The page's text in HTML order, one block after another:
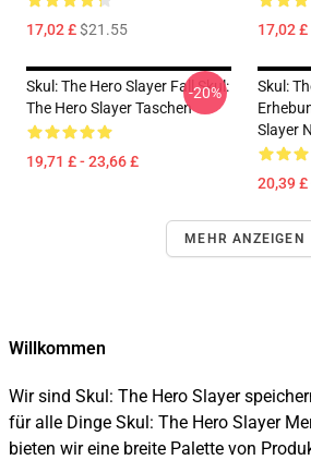
17,02 £$21.55 17,02 £
Skul: The Hero Slayer Fall Skul:
The Hero Slayer Taschen
19,71 £ - 23,66 £
-20%
Skul:
Slayer
20,39 £
MEHR ANZEIGEN
Willkommen
Wir sind Skul: The Hero Slayer
für alle Dinge Skul: The Hero Slayer
bieten wir eine breite Palette von